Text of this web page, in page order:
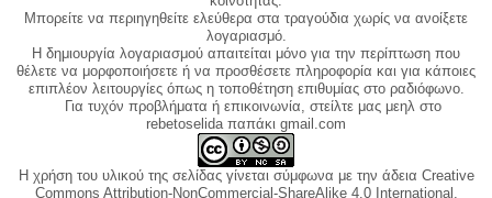
Μπορείτε να περιηγηθείτε ελεύθερα στα τραγούδια χωρίς να ανοίξετε
λογαριασμό.
Η δημιουργία λογαριασμού απαιτείται μόνο για την περίπτωση που
θέλετε να μορφοποιήσετε ή να προσθέσετε πληροφορία και για κάποιες
επιπλέον λειτουργίες όπως η τοποθέτηση επιθυμίας στο ραδιόφωνο.
Για τυχόν προβλήματα ή επικοινωνία, στείλτε μας μεηλ στο
rebetoselida παπάκι gmail.com
Η χρήση του υλικού της σελίδας γίνεται σύμφωνα με την άδεια Creative
Commons Attribution-NonCommercial-ShareAlike 4.0 International,